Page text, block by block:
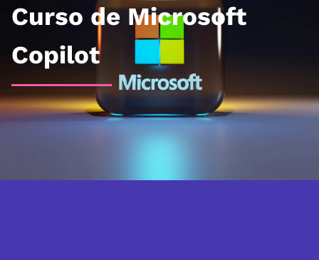
Curso de Microsoft
Copilot